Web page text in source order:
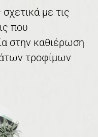
με τις
που
στην καθιέρωση
τροφίμων